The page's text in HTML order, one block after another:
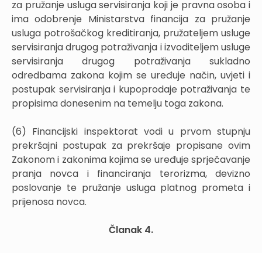
za pružanje usluga servisiranja koji je pravna osoba i
ima odobrenje Ministarstva financija za pružanje
usluga potrošačkog kreditiranja, pružateljem usluge
servisiranja drugog potraživanja i izvoditeljem usluge
servisiranja drugog potraživanja sukladno
odredbama zakona kojim se uređuje način, uvjeti i
postupak servisiranja i kupoprodaje potraživanja te
propisima donesenim na temelju toga zakona.
(6) Financijski inspektorat vodi u prvom stupnju
prekršajni postupak za prekršaje propisane ovim
Zakonom i zakonima kojima se uređuje sprječavanje
pranja novca i financiranja terorizma, devizno
poslovanje te pružanje usluga platnog prometa i
prijenosa novca.
Članak 4.